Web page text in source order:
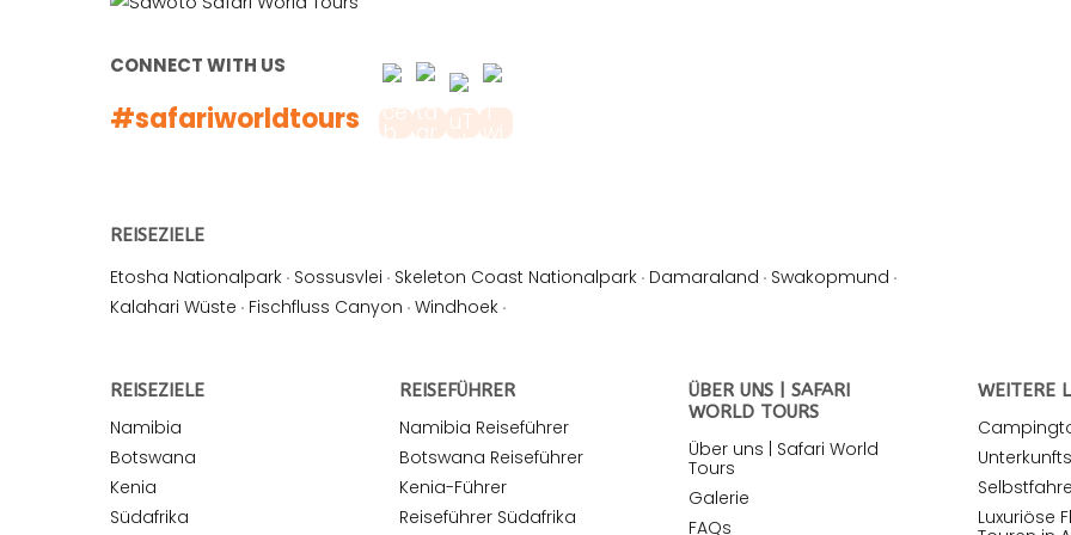
CONNECT WITH US
#safariworldtours
REISEZIELE
Etosha Nationalpark · Sossusvlei · Skeleton Coast Nationalpark · Damaraland · Swakopmund ·
Kalahari Wüste · Fischfluss Canyon · Windhoek ·
REISEZIELE
Namibia
Botswana
Kenia
Südafrika
REISEFÜHRER
Namibia Reiseführer
Botswana Reiseführer
Kenia-Führer
Reiseführer Südafrika
ÜBER UNS | SAFARI
WORLD TOURS
Über uns | Safari World
Tours
Galerie
FAQs
WEITERE
Luxuriöse